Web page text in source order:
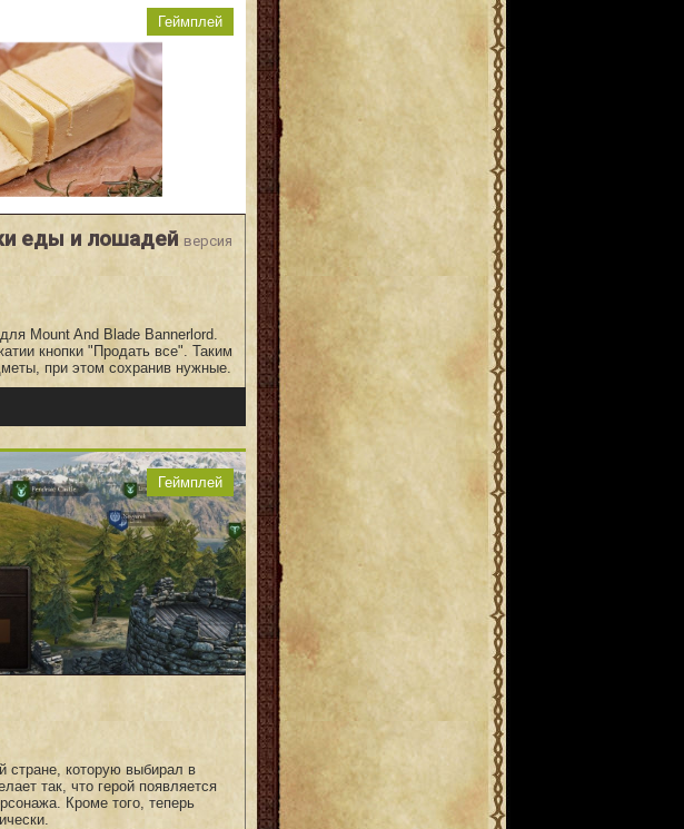
Геймплей
еды и лошадей версия
Mount And Blade Bannerlord.
кнопки "Продать все". Таким
при этом сохранив нужные.
Геймплей
стране, которую выбирал в
так, что герой появляется
Кроме того, теперь